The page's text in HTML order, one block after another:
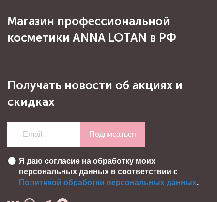
Магазин профессиональной
косметики ANNA LOTAN в РФ
Получать новости об акциях и
скидках
Подписаться
Я даю согласие на обработку моих
персональных данных в соответствии с
Политикой обработки персональных данных.